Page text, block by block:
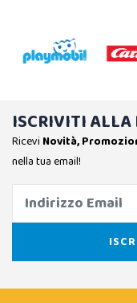
ISCRIVITI ALLA
Ricevi Novità,
nella tua email!